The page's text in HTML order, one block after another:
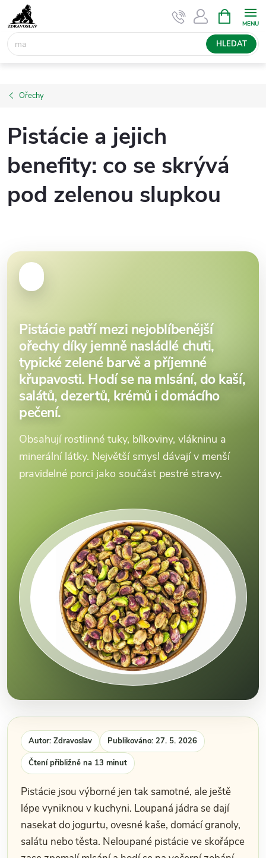
na
obsah
HLEDAT
NÁKUPNÍ
KOŠÍK
Ořechy
Pistácie a jejich
benefity: co se skrývá
pod zelenou slupkou
Pistácie patří mezi nejoblíbenější
ořechy díky jemně nasládlé chuti,
typické zelené barvě a příjemné
křupavosti. Hodí se na mlsání, do kaší,
salátů, dezertů, krémů i domácího
pečení.
Obsahují rostlinné tuky, bílkoviny, vlákninu a
minerální látky. Největší smysl dávají v menší
pravidelné porci jako součást pestré stravy.
Autor: Zdravoslav Publikováno: 27. 5. 2026
Čtení přibližně na 13 minut
Pistácie jsou výborné jen tak samotné, ale ještě
lépe vyniknou v kuchyni. Loupaná jádra se dají
nasekat do jogurtu, ovesné kaše, domácí granoly,
salátu nebo těsta. Neloupané pistácie ve skořápce